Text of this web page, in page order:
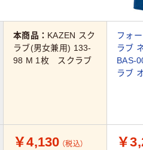
本商品： KAZEN スク
ラブ(男女兼用) 133-
98 M 1枚 スクラブ
フォ
ラブ
BAS-
ラブ
￥4,130 （税込） ￥